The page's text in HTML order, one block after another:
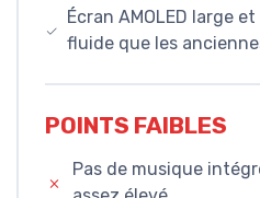
Écran AMOLED large
fluide que les
POINTS FAIBLES
Pas de musique